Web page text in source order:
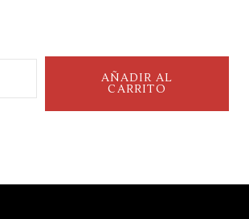
AÑADIR AL
CARRITO